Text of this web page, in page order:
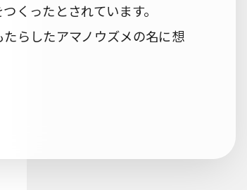
くったとされています。
らしたアマノウズメの名に想